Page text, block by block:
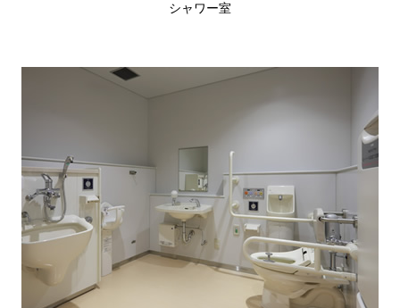
シャワー室